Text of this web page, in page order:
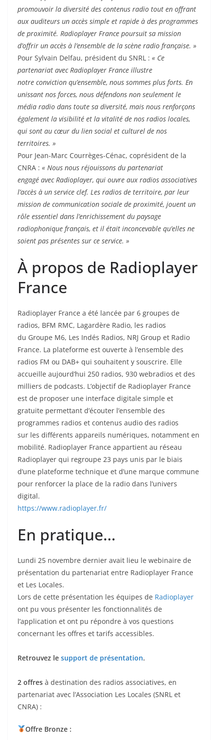
promouvoir la diversité des contenus radio tout en offrant
aux auditeurs un accès simple et rapide à des programmes
de proximité. Radioplayer France poursuit sa mission
d’offrir un accès à l’ensemble de la scène radio française. »
Pour Sylvain Delfau, président du SNRL : « Ce
partenariat avec Radioplayer France illustre
notre conviction qu’ensemble, nous sommes plus forts. En
unissant nos forces, nous défendons non seulement le
média radio dans toute sa diversité, mais nous renforçons
également la visibilité et la vitalité de nos radios locales,
qui sont au cœur du lien social et culturel de nos
territoires. »
Pour Jean-Marc Courrèges-Cénac, coprésident de la
CNRA : « Nous nous réjouissons du partenariat
engagé avec Radioplayer, qui ouvre aux radios associatives
l’accès à un service clef. Les radios de territoire, par leur
mission de communication sociale de proximité, jouent un
rôle essentiel dans l’enrichissement du paysage
radiophonique français, et il était inconcevable qu’elles ne
soient pas présentes sur ce service. »
À propos de Radioplayer
France
Radioplayer France a été lancée par 6 groupes de
radios, BFM RMC, Lagardère Radio, les radios
du Groupe M6, Les Indés Radios, NRJ Group et Radio
France. La plateforme est ouverte à l’ensemble des
radios FM ou DAB+ qui souhaitent y souscrire. Elle
accueille aujourd’hui 250 radios, 930 webradios et des
milliers de podcasts. L’objectif de Radioplayer France
est de proposer une interface digitale simple et
gratuite permettant d’écouter l’ensemble des
programmes radios et contenus audio des radios
sur les différents appareils numériques, notamment en
mobilité. Radioplayer France appartient au réseau
Radioplayer qui regroupe 23 pays unis par le biais
d’une plateforme technique et d’une marque commune
pour renforcer la place de la radio dans l’univers
digital.
https://www.radioplayer.fr/
En pratique…
Lundi 25 novembre dernier avait lieu le webinaire de
présentation du partenariat entre Radioplayer France
et Les Locales.
Lors de cette présentation les équipes de Radioplayer
ont pu vous présenter les fonctionnalités de
l’application et ont pu répondre à vos questions
concernant les offres et tarifs accessibles.
Retrouvez le support de présentation.
2 offres à destination des radios associatives, en
partenariat avec l’Association Les Locales (SNRL et
CNRA) :
Offre Bronze :